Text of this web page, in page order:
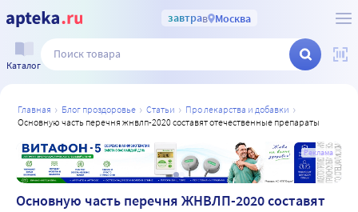
завтрав Москва
Каталог
главная блог проздоровье статьи
про лекарства и добавки
основную часть перечня жнвлп-2020 составят отечественные препараты
Реклама
Основную часть перечня ЖНВЛП-2020 составят